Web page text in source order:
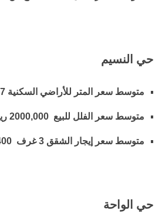
حي النسيم
متوسط سعر المتر للأراضي السكنية 4.407 ريال.
متوسط سعر الفلل للبيع 2000,000 ريال.
متوسط سعر إيجار الشقق 3 غرف 20.400 ريال في السنة.
حي الواحة